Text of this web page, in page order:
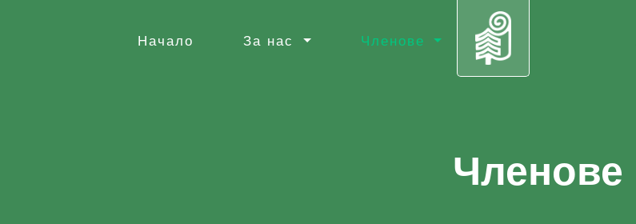
Начало За нас Членове
Членове